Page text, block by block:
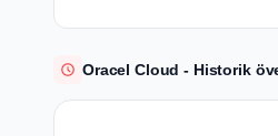
Oracel Cloud - Historik